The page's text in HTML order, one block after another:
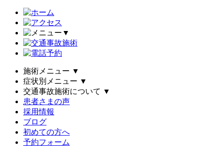
▼
施術メニュー ▼
症状別メニュー ▼
交通事故施術について ▼
患者さまの声
採用情報
ブログ
初めての方へ
予約フォーム